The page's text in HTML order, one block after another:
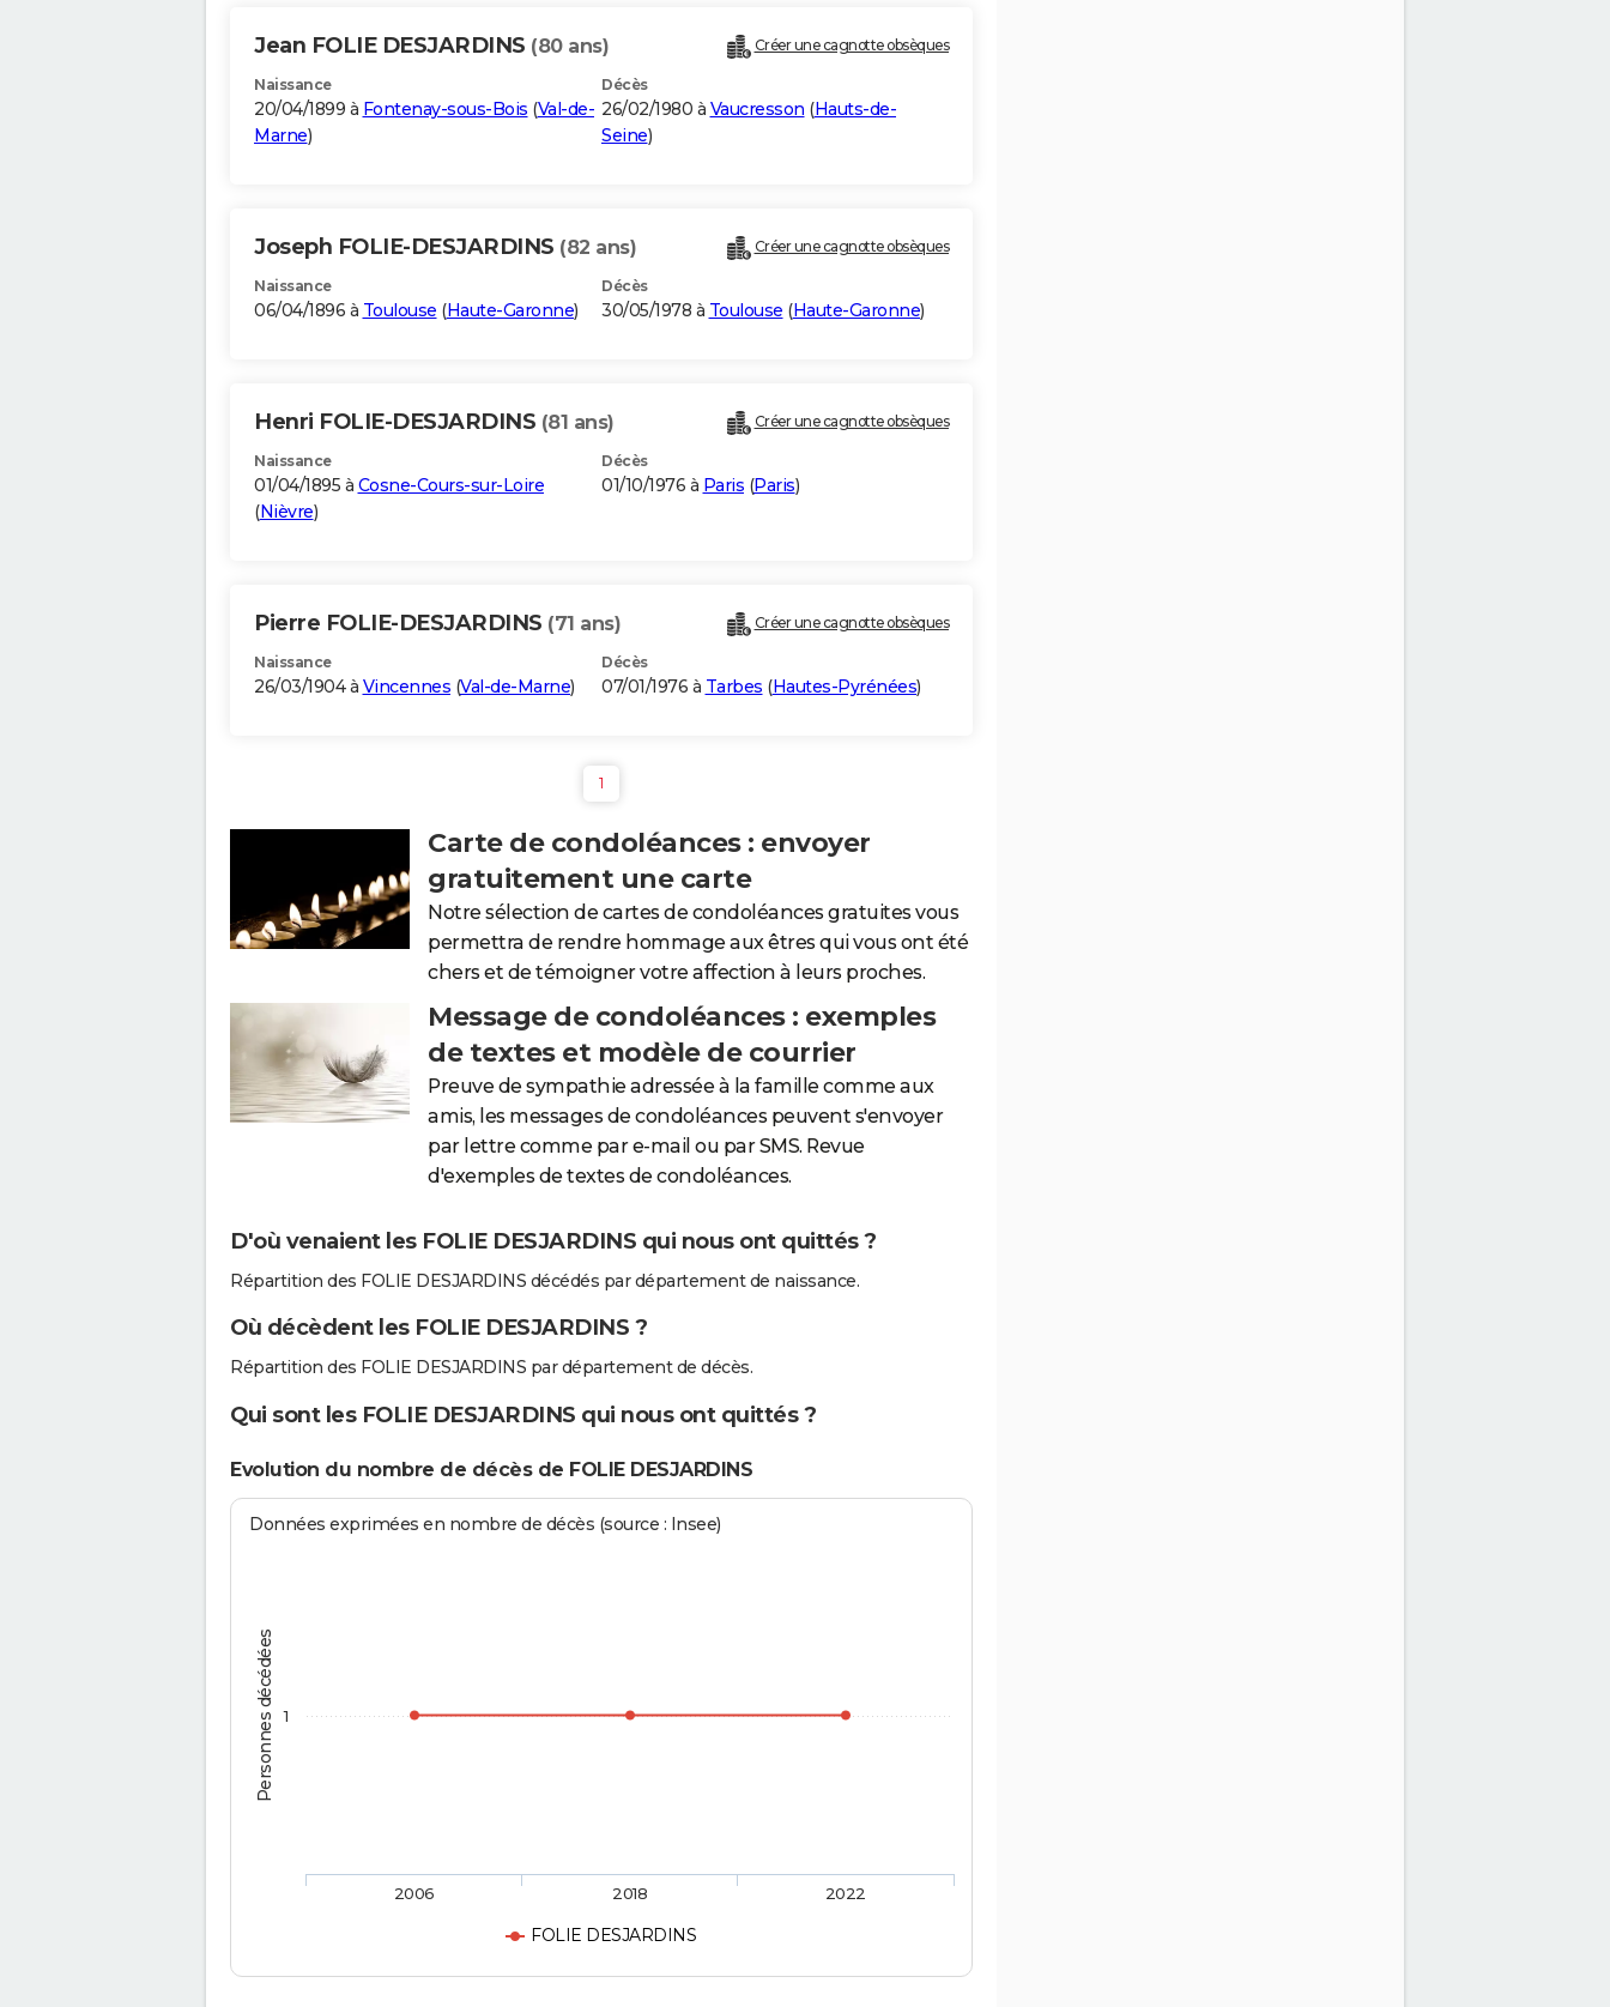
Jean FOLIE DESJARDINS (80 ans) Créer une cagnotte obsèques
Naissance
20/04/1899 à Fontenay-sous-Bois (Val-de-
Marne)
Décès
26/02/1980 à Vaucresson (Hauts-de-
Seine)
Joseph FOLIE-DESJARDINS (82 ans) Créer une cagnotte obsèques
Naissance
06/04/1896 à Toulouse (Haute-Garonne)
Décès
30/05/1978 à Toulouse (Haute-Garonne)
Henri FOLIE-DESJARDINS (81 ans) Créer une cagnotte obsèques
Naissance
01/04/1895 à Cosne-Cours-sur-Loire
(Nièvre)
Décès
01/10/1976 à Paris (Paris)
Pierre FOLIE-DESJARDINS (71 ans) Créer une cagnotte obsèques
Naissance
26/03/1904 à Vincennes (Val-de-Marne)
Décès
07/01/1976 à Tarbes (Hautes-Pyrénées)
1
Carte de condoléances : envoyer
gratuitement une carte
Notre sélection de cartes de condoléances gratuites vous
permettra de rendre hommage aux êtres qui vous ont été
chers et de témoigner votre affection à leurs proches.
Message de condoléances : exemples
de textes et modèle de courrier
Preuve de sympathie adressée à la famille comme aux
amis, les messages de condoléances peuvent s'envoyer
par lettre comme par e-mail ou par SMS. Revue
d'exemples de textes de condoléances.
D'où venaient les FOLIE DESJARDINS qui nous ont quittés ?
Répartition des FOLIE DESJARDINS décédés par département de naissance.
Où décèdent les FOLIE DESJARDINS ?
Répartition des FOLIE DESJARDINS par département de décès.
Qui sont les FOLIE DESJARDINS qui nous ont quittés ?
Evolution du nombre de décès de FOLIE DESJARDINS
Personnes décédées
Données exprimées en nombre de décès (source : Insee)
FOLIE DESJARDINS
2006 2018 2022
1